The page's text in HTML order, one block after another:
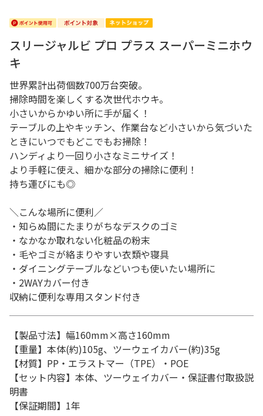
スリージャルビ プロ プラス スーパーミニホウ
キ
世界累計出荷個数700万台突破。
掃除時間を楽しくする次世代ホウキ。
小さいからかゆい所に手が届く！
テーブルの上やキッチン、作業台など小さいから気づいた
ときにいつでもどこでもお掃除！
ハンディより一回り小さなミニサイズ！
より手軽に使え、細かな部分の掃除に便利！
持ち運びにも◎
＼こんな場所に便利／
・知らぬ間にたまりがちなデスクのゴミ
・なかなか取れない化粧品の粉末
・毛やゴミが絡まりやすい衣類や寝具
・ダイニングテーブルなどいつも使いたい場所に
・2WAYカバー付き
収納に便利な専用スタンド付き
【製品寸法】幅160mm×高さ160mm
【重量】本体(約)105g、ツーウェイカバー(約)35g
【材質】PP・エラストマー（TPE）・POE
【セット内容】本体、ツーウェイカバー・保証書付取扱説
明書
【保証期間】1年